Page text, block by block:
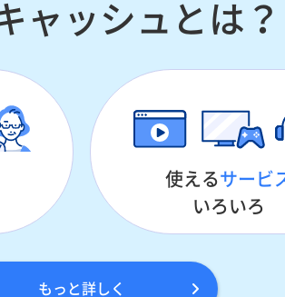
ャッシュとは？
使えるサービ
いろいろ
もっと詳しく